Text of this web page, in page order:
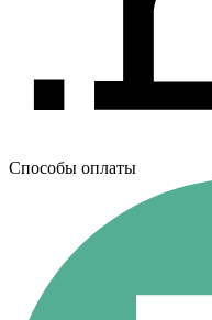
Способы оплаты